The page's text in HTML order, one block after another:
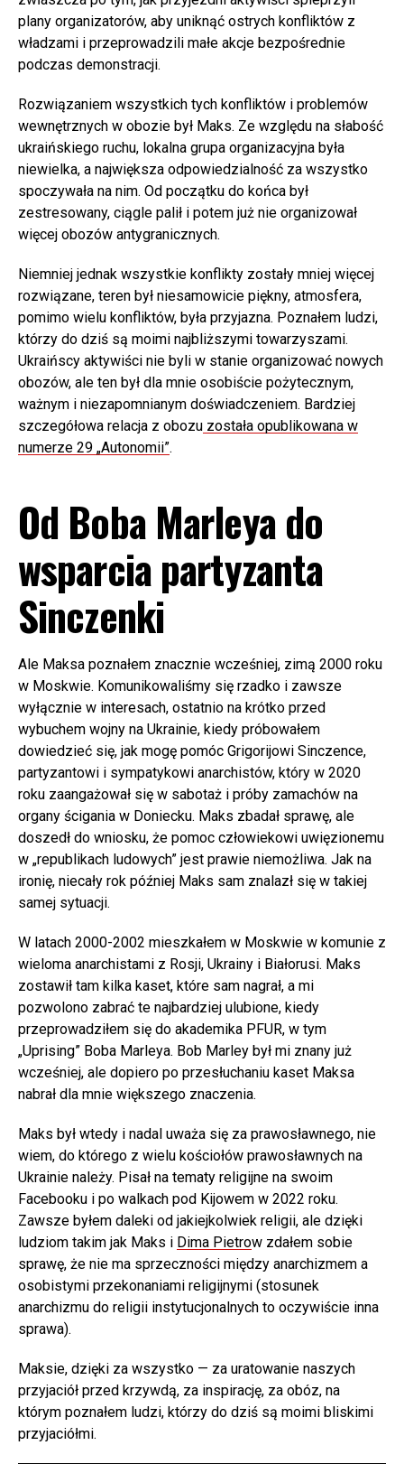
plany organizatorów, aby uniknąć ostrych konfliktów z
władzami i przeprowadzili małe akcje bezpośrednie
podczas demonstracji.
Rozwiązaniem wszystkich tych konfliktów i problemów
wewnętrznych w obozie był Maks. Ze względu na słabość
ukraińskiego ruchu, lokalna grupa organizacyjna była
niewielka, a największa odpowiedzialność za wszystko
spoczywała na nim. Od początku do końca był
zestresowany, ciągle palił i potem już nie organizował
więcej obozów antygranicznych.
Niemniej jednak wszystkie konflikty zostały mniej więcej
rozwiązane, teren był niesamowicie piękny, atmosfera,
pomimo wielu konfliktów, była przyjazna. Poznałem ludzi,
którzy do dziś są moimi najbliższymi towarzyszami.
Ukraińscy aktywiści nie byli w stanie organizować nowych
obozów, ale ten był dla mnie osobiście pożytecznym,
ważnym i niezapomnianym doświadczeniem. Bardziej
szczegółowa relacja z obozu została opublikowana w
numerze 29 „Autonomii”.
Od Boba Marleya do
wsparcia partyzanta
Sinczenki
Ale Maksa poznałem znacznie wcześniej, zimą 2000 roku
w Moskwie. Komunikowaliśmy się rzadko i zawsze
wyłącznie w interesach, ostatnio na krótko przed
wybuchem wojny na Ukrainie, kiedy próbowałem
dowiedzieć się, jak mogę pomóc Grigorijowi Sinczence,
partyzantowi i sympatykowi anarchistów, który w 2020
roku zaangażował się w sabotaż i próby zamachów na
organy ścigania w Doniecku. Maks zbadał sprawę, ale
doszedł do wniosku, że pomoc człowiekowi uwięzionemu
w „republikach ludowych” jest prawie niemożliwa. Jak na
ironię, niecały rok później Maks sam znalazł się w takiej
samej sytuacji.
W latach 2000-2002 mieszkałem w Moskwie w komunie z
wieloma anarchistami z Rosji, Ukrainy i Białorusi. Maks
zostawił tam kilka kaset, które sam nagrał, a mi
pozwolono zabrać te najbardziej ulubione, kiedy
przeprowadziłem się do akademika PFUR, w tym
„Uprising” Boba Marleya. Bob Marley był mi znany już
wcześniej, ale dopiero po przesłuchaniu kaset Maksa
nabrał dla mnie większego znaczenia.
Maks był wtedy i nadal uważa się za prawosławnego, nie
wiem, do którego z wielu kościołów prawosławnych na
Ukrainie należy. Pisał na tematy religijne na swoim
Facebooku i po walkach pod Kijowem w 2022 roku.
Zawsze byłem daleki od jakiejkolwiek religii, ale dzięki
ludziom takim jak Maks i Dima Pietrow zdałem sobie
sprawę, że nie ma sprzeczności między anarchizmem a
osobistymi przekonaniami religijnymi (stosunek
anarchizmu do religii instytucjonalnych to oczywiście inna
sprawa).
Maksie, dzięki za wszystko — za uratowanie naszych
przyjaciół przed krzywdą, za inspirację, za obóz, na
którym poznałem ludzi, którzy do dziś są moimi bliskimi
przyjaciółmi.